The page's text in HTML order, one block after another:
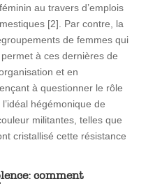
au travers d’emplois
[2]. Par contre, la
de femmes qui
à ces dernières de
et en
à questionner le rôle
hégémonique de
militantes, telles que
cristallisé cette résistance
comment